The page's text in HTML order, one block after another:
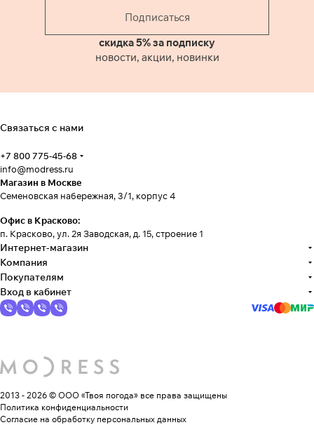
Подписаться
скидка 5% за подписку
новости, акции, новинки
Связаться с нами
+7 800 775-45-68
info@modress.ru
Магазин в Москве
Семеновская набережная, 3/1, корпус 4
Офис в Красково:
п. Красково, ул. 2я Заводская, д. 15, строение 1
Интернет-магазин
Компания
Покупателям
Вход в кабинет
2013 - 2026 © ООО «Твоя погода» все права защищены
Политика конфиденциальности
Согласие на обработку персональных данных